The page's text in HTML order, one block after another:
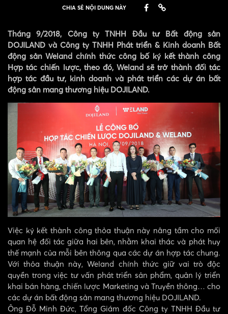
CHIA SẺ NỘI DUNG NÀY
Tháng 9/2018, Công ty TNHH Đầu tư Bất động sản
DOJILAND và Công ty TNHH Phát triển & Kinh doanh Bất
động sản Weland chính thức công bố ký kết thành công
Hợp tác chiến lược, theo đó, Weland sẽ trở thành đối tác
hợp tác đầu tư, kinh doanh và phát triển các dự án bất
động sản mang thương hiệu DOJILAND.
Việc ký kết thành công thỏa thuận này nâng tầm cho mối
quan hệ đối tác giữa hai bên, nhằm khai thác và phát huy
thế mạnh của mỗi bên thông qua các dự án hợp tác chung.
Với thỏa thuận này, Weland chính thức giữ vai trò độc
quyền trong việc tư vấn phát triển sản phẩm, quản lý triển
khai bán hàng, chiến lược Marketing và Truyền thông… cho
các dự án bất động sản mang thương hiệu DOJILAND.
Ông Đỗ Minh Đức, Tổng Giám đốc Công ty TNHH Đầu tư